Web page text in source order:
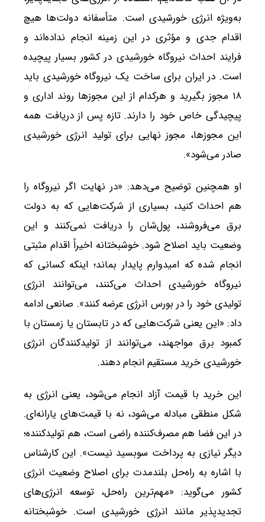
به‌ویژه انرژی خورشیدی است. متأسفانه دولت‌ها هیچ
اقدام جدی و مؤثری در این زمینه انجام نداده‌اند و
فرایند احداث نیروگاه خورشیدی در کشور بسیار پیچیده
است. در ایران برای ساخت یک نیروگاه خورشیدی باید
۱۸ مجوز بگیرید و هرکدام از این مجوزها روند اداری و
پیچیدگی خاص خود را دارند. تازه پس از دریافت همه
این مجوزها، مجوز نهایی برای تولید انرژی خورشیدی
صادر می‌شود».
او همچنین توضیح می‌دهد: «در نهایت اگر نیروگاه را
هم احداث کنید، بسیاری از شرکت‌هایی که به دولت
برق می‌فروشند، پول‌شان را دریافت نمی‌کنند و این
وضعیت باید اصلاح شود. خوشبختانه اخیراً اقدام مثبتی
انجام شده که امیدوارم پایدار بماند؛ اینکه کسانی که
نیروگاه خورشیدی احداث می‌کنند، می‌توانند انرژی
تولیدی خود را در بورس انرژی عرضه کنند». صانعی ادامه
داد: «این یعنی شرکت‌هایی که در تابستان یا زمستان با
کمبود برق مواجهند، می‌توانند از تولیدکنندگان انرژی
خورشیدی خرید مستقیم انجام دهند.
این خرید با قیمت آزاد انجام می‌شود، یعنی انرژی به
شکل منطقی مبادله می‌شود، نه با قیمت‌های یارانه‌ای.
در این فضا هم مصرف‌کننده راضی است، هم تولیدکننده؛
دیگر نیازی به پرداخت سوبسید نیست». این کارشناس
با اشاره به راه‌حل بلندمدت برای اصلاح وضعیت انرژی
کشور می‌گوید: «مهم‌ترین راه‌حل، توسعه انرژی‌های
تجدیدپذیر مانند انرژی خورشیدی است. خوشبختانه